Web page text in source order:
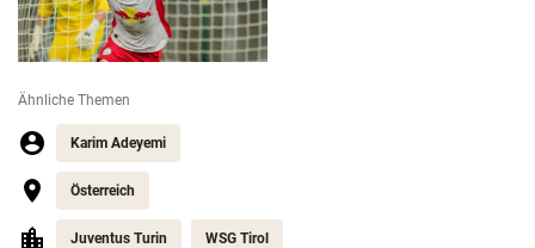
Ähnliche Themen
Karim Adeyemi
Österreich
Juventus Turin WSG Tirol